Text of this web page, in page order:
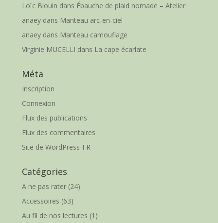
Loïc Blouin dans Ébauche de plaid nomade – Atelier
anaeydans Manteau arc-en-ciel
anaeydans Manteau camouflage
Virginie MUCELLI dans La cape écarlate
Méta
Inscription
Connexion
Flux des publications
Flux des commentaires
Site de WordPress-FR
Catégories
A ne pas rater(24)
Accessoires (63)
Au fil de nos lectures (1)